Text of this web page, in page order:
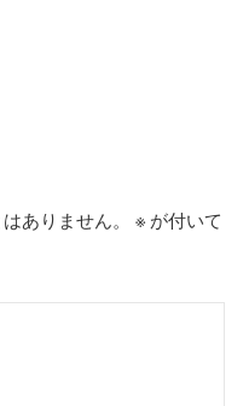
ありません。 ※ が付いて